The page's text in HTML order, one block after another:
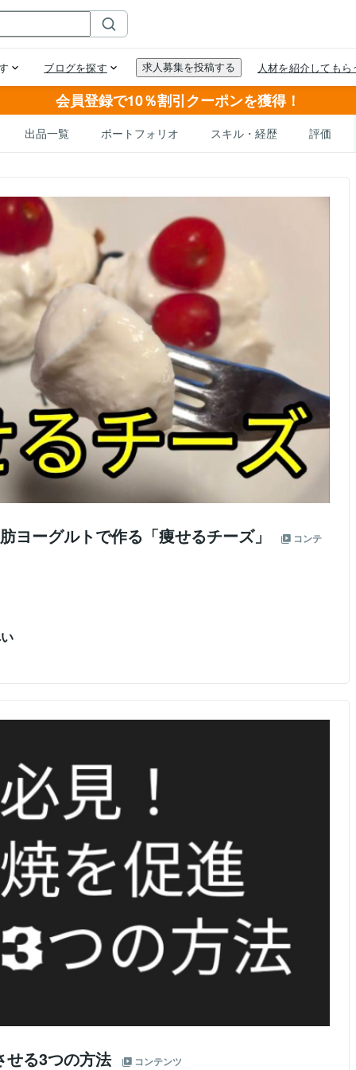
会員登録で10％割引クーポンを獲得！
出品一覧 ポートフォリオ スキル・経歴 評価
ヨーグルトで作る「痩せるチーズ」 コンテ
せる3つの方法 コンテンツ